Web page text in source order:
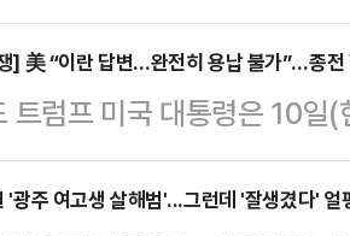
시 6%대로 끌어올렸다. 아
점에서 글로벌 자금의 한국
금융감독원 전자공시시스
Fund Advisors)는
분율 6.23%(4월22일 기준
] 美 “이란 답변…완전히 용납 불가”…종전
트럼프 미국 대통령은 10일
용불가능한 내용의 답변을
럼프 대통령은 10일(현지
'광주 여고생 살해범'...그런데 '잘생겼다' 얼